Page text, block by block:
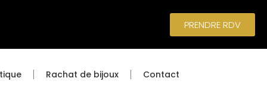
PRENDRE RDV
Rachat de bijoux Contact